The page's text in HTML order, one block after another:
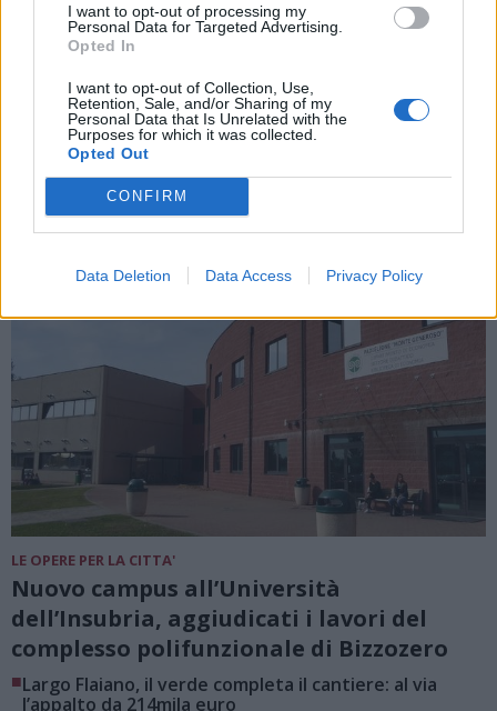
I want to opt-out of processing my
Personal Data for Targeted Advertising.
Opted In
I want to opt-out of Collection, Use,
Retention, Sale, and/or Sharing of my
Personal Data that Is Unrelated with the
Purposes for which it was collected.
Opted Out
CONFIRM
Data Deletion Data Access Privacy Policy
DALLA HOME
LE OPERE PER LA CITTA'
Nuovo campus all’Università
dell’Insubria, aggiudicati i lavori del
complesso polifunzionale di Bizzozero
■Largo Flaiano, il verde completa il cantiere: al via
l’appalto da 214mila euro